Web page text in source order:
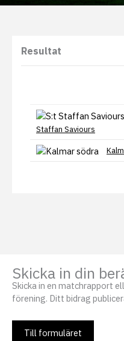
Resultat
Staffan Saviours
Skicka in din
Skicka in en matchrapport
förening. Ditt bidrag
Till formuläret